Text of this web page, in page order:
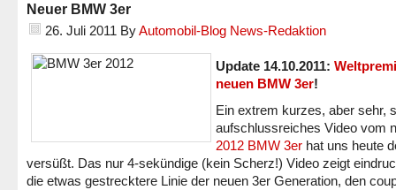
Neuer BMW 3er
26. Juli 2011 ByAutomobil-Blog News-Redaktion
Update 14.10.2011:
neuen BMW 3er!
Ein extrem kurzes, aber sehr,
aufschlussreiches Video vom
2012 BMW 3er hat uns heute
versüßt. Das nur 4-sekündige (kein Scherz!) Video zeigt
die etwas gestrecktere Linie der neuen 3er Generation, den